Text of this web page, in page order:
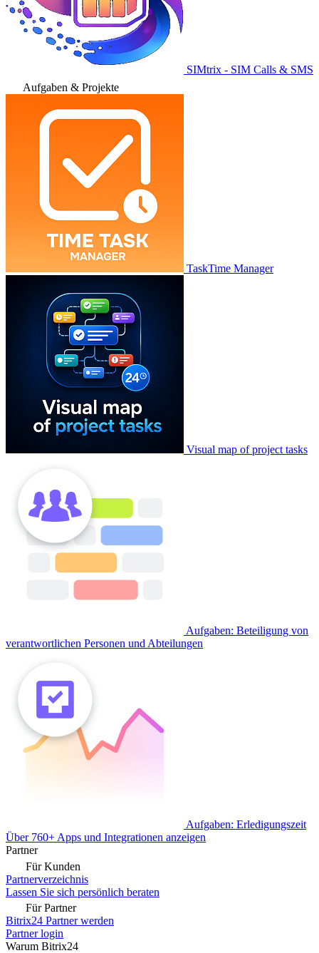
SIMtrix - SIM Calls & SMS
Aufgaben & Projekte
TaskTime Manager
Visual map of project tasks
Aufgaben: Beteiligung von
verantwortlichen Personen und Abteilungen
Aufgaben: Erledigungszeit
Über 760+ Apps und Integrationen anzeigen
Partner
Für Kunden
Partnerverzeichnis
Lassen Sie sich persönlich beraten
Für Partner
Bitrix24 Partner werden
Partner login
Warum Bitrix24